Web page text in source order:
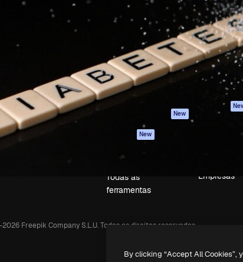
para você direcionar
Mais de 1 milhão de
criativos, empresas,
Spaces
Assistente de IA
Gerador de
imagens
Gerador de vídeos
Texto para voz
Conteúdo de stock
New
New
Todas as
ferramentas
Academy
Termos e
condições
Política de
privacidade
Originais
Política de
Empresas
2026 Freepik Company S.L.U.Todos os direitos reservados
By clicking “Accept All